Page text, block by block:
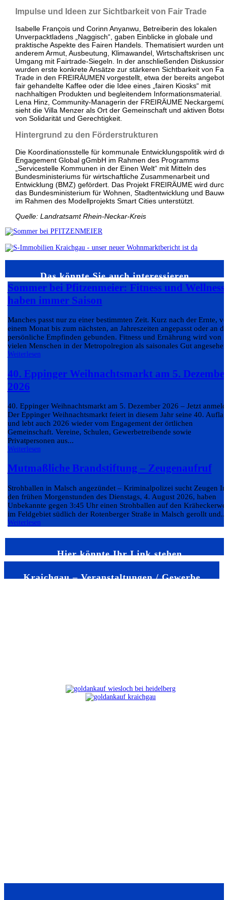
Impulse und Ideen zur Sichtbarkeit von Fair Trade
Isabelle François und Corinn Anyanwu, Betreiberin des lokalen
Unverpacktladens „Naggisch“, gaben Einblicke in globale und
praktische Aspekte des Fairen Handels. Thematisiert wurden
anderem Armut, Ausbeutung, Klimawandel, Wirtschaftskrisen und
Umgang mit Fairtrade-Siegeln. In der anschließenden Diskussion
wurden erste konkrete Ansätze zur stärkeren Sichtbarkeit von Fair
Trade in den FREIRÄUMEN vorgestellt, etwa der bereits
fair gehandelte Kaffee oder die Idee eines „fairen Kiosks“ mit
nachhaltigen Produkten und begleitendem Informationsmaterial.
Lena Hinz, Community-Managerin der FREIRÄUME
sieht die Villa Menzer als Ort der Gemeinschaft und aktiven
von Solidarität und Gerechtigkeit.
Hintergrund zu den Förderstrukturen
Die Koordinationsstelle für kommunale Entwicklungspolitik wird
Engagement Global gGmbH im Rahmen des Programms
„Servicestelle Kommunen in der Einen Welt“ mit Mitteln des
Bundesministeriums für wirtschaftliche Zusammenarbeit und
Entwicklung (BMZ) gefördert. Das Projekt FREIRÄUME wird durch
das Bundesministerium für Wohnen, Stadtentwicklung und
im Rahmen des Modellprojekts Smart Cities unterstützt.
Quelle: Landratsamt Rhein-Neckar-Kreis
Das könnte Sie auch interessieren…
Sommer bei Pfitzenmeier: Fitness und Wellness
haben immer Saison
Manches passt nur zu einer bestimmten Zeit. Kurz nach der Ernte,
einem Monat bis zum nächsten, an Jahreszeiten angepasst oder an
persönliche Empfinden gebunden. Fitness und Ernährung wird von
vielen Menschen in der Metropolregion als saisonales Gut
Weiterlesen
40. Eppinger Weihnachtsmarkt am 5.
2026
40. Eppinger Weihnachtsmarkt am 5. Dezember 2026 – Jetzt
Der Eppinger Weihnachtsmarkt feiert in diesem Jahr seine 40.
und lebt auch 2026 wieder vom Engagement der örtlichen
Gemeinschaft. Vereine, Schulen, Gewerbetreibende sowie
Privatpersonen aus...
Weiterlesen
Mutmaßliche Brandstiftung – Zeugenaufruf
Strohballen in Malsch angezündet – Kriminalpolizei sucht Zeugen In
den frühen Morgenstunden des Dienstags, 4. August 2026, haben
Unbekannte gegen 3:45 Uhr einen Strohballen auf den
im Feldgebiet südlich der Rotenberger Straße in Malsch gerollt und...
Weiterlesen
Hier könnte Ihr Link stehen
Kraichgau – Veranstaltungen / Gewerbe